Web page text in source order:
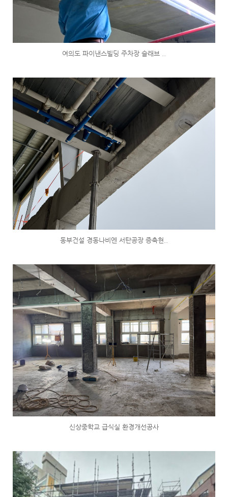
여의도 파이낸스빌딩 주차장 슬래브 ..
동부건설 경동나비엔 서탄공장 증축현..
신상중학교 급식실 환경개선공사